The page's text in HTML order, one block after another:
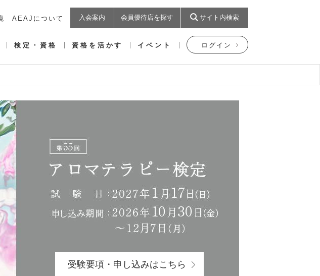
AEAJについて 入会案内 会員優待店を探す サイト内検索
検定・資格 資格を活かす イベント ログイン
受験要項・申し込みはこちら